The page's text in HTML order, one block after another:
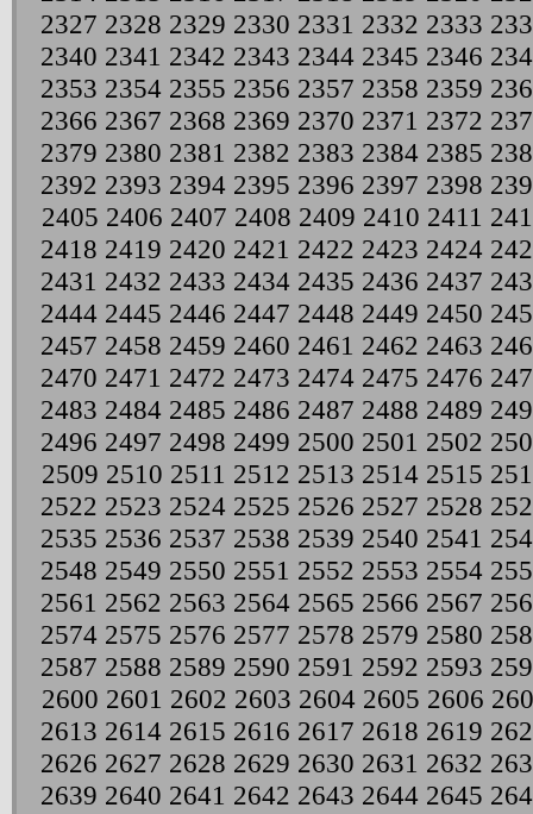
2327 2328 2329 2330 2331 2332 2333
2340 2341 2342 2343 2344 2345 2346
2353 2354 2355 2356 2357 2358 2359
2366 2367 2368 2369 2370 2371 2372
2379 2380 2381 2382 2383 2384 2385
2392 2393 2394 2395 2396 2397 2398
2405 2406 2407 2408 2409 2410 2411
2418 2419 2420 2421 2422 2423 2424
2431 2432 2433 2434 2435 2436 2437
2444 2445 2446 2447 2448 2449 2450
2457 2458 2459 2460 2461 2462 2463
2470 2471 2472 2473 2474 2475 2476
2483 2484 2485 2486 2487 2488 2489
2496 2497 2498 2499 2500 2501 2502
2509 2510 2511 2512 2513 2514 2515
2522 2523 2524 2525 2526 2527 2528
2535 2536 2537 2538 2539 2540 2541
2548 2549 2550 2551 2552 2553 2554
2561 2562 2563 2564 2565 2566 2567
2574 2575 2576 2577 2578 2579 2580
2587 2588 2589 2590 2591 2592 2593
2600 2601 2602 2603 2604 2605 2606
2613 2614 2615 2616 2617 2618 2619
2626 2627 2628 2629 2630 2631 2632
2639 2640 2641 2642 2643 2644 2645